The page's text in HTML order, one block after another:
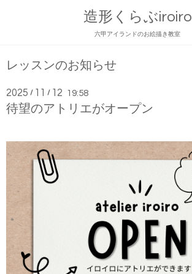
造形くらぶiroiro
六甲アイランドのお絵描き教室
レッスンのお知らせ
2025 / 11 / 12 19:58
待望のアトリエがオープン